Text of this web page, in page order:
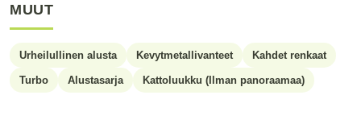
MUUT
Urheilullinen alusta Kevytmetallivanteet Kahdet renkaat
Turbo Alustasarja Kattoluukku (Ilman panoraamaa)